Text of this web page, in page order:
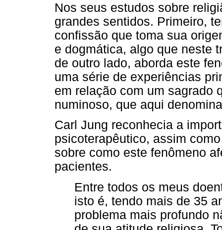
Nos seus estudos sobre
grandes sentidos. Primeiro,
confissão que toma sua
e dogmática, algo que neste
de outro lado, aborda este
uma série de experiências
em relação com um sagrado
numinoso, que aqui
Carl Jung reconhecia a
psicoterapêutico, assim
sobre como este fenômeno
pacientes.
Entre todos os meus
isto é, tendo mais de 35
problema mais profundo